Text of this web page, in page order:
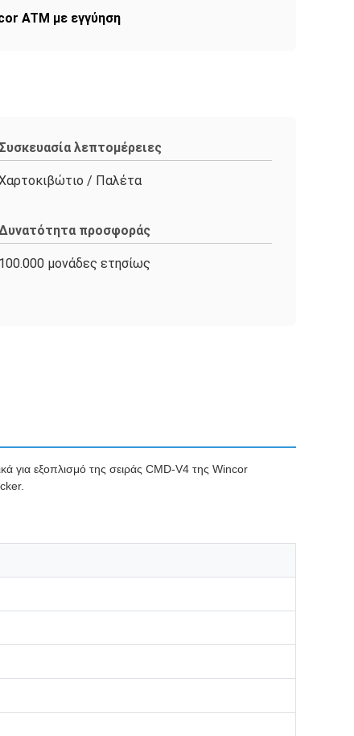
ATM με εγγύηση
Συσκευασία λεπτομέρειες
/ Παλέτα
προσφοράς
100.000 μονάδες ετησίως
για εξοπλισμό της σειράς CMD-V4 της Wincor